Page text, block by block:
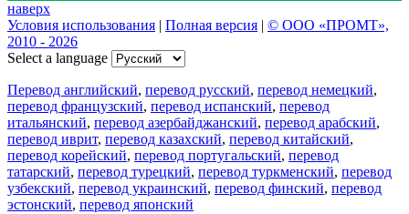
наверх
Условия использования
Полная версия
© ООО «ПРОМТ»,
2010 - 2026
Select a language
Перевод английский, перевод русский, перевод немецкий,
перевод французский, перевод испанский, перевод
итальянский, перевод азербайджанский, перевод арабский,
перевод иврит, перевод казахский, перевод китайский,
перевод корейский, перевод португальский, перевод
татарский, перевод турецкий, перевод туркменский, перевод
узбекский, перевод украинский, перевод финский, перевод
эстонский, перевод японский